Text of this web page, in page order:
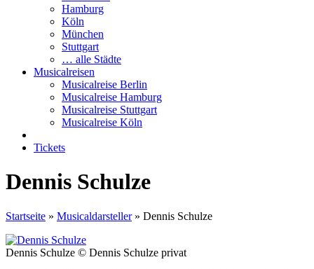
Hamburg
Köln
München
Stuttgart
… alle Städte
Musicalreisen
Musicalreise Berlin
Musicalreise Hamburg
Musicalreise Stuttgart
Musicalreise Köln
Tickets
Dennis Schulze
Startseite » Musicaldarsteller» Dennis Schulze
Dennis Schulze © Dennis Schulze privat